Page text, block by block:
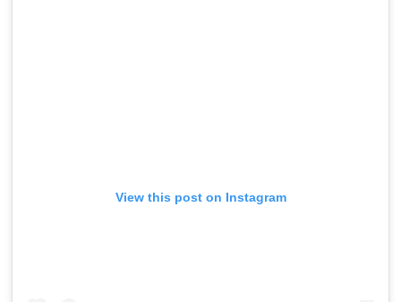
View this post on Instagram